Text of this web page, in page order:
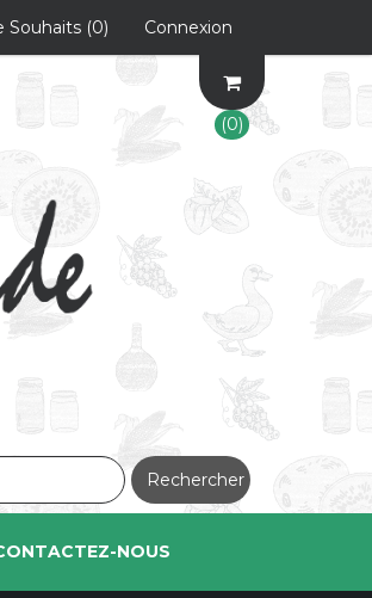
Souhaits (0) Connexion
(0)
Rechercher
NOUS